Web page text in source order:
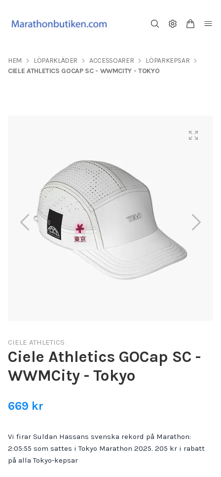
HEM LÖPARKLÄDER ACCESSOARER
LÖPARKEPSAR
CIELE ATHLETICS GOCAP SC - WWMCITY - TOKYO
CIELE ATHLETICS
Ciele Athletics GOCap SC -
WWMCity - Tokyo
669 kr
Vi firar Suldan Hassans svenska rekord på Marathon:
2:05:55 som sattes i Tokyo Marathon 2025. 205 kr i rabatt
på alla Tokyo-kepsar